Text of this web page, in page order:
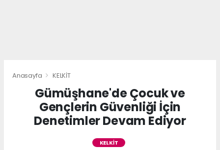
Anasayfa KELKİT
Gümüşhane'de Çocuk ve
Gençlerin Güvenliği İçin
Denetimler Devam Ediyor
KELKİT